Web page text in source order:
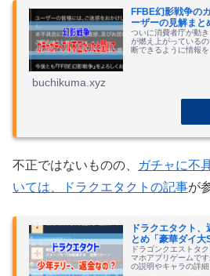
FFBE幻影戦争の
ーザーの見解まと
ついに消費者庁が動
が燃え上がっている
断できるように情報
buchikuma.xyz
不正ではないものの、
ガチャに不
いては、ドラクエタクトの記事が
ドラクエタクト
とめ「豪華ダイ大
ドラゴンクエストタ
マホアプリゲームで
の説明やキャラの詳